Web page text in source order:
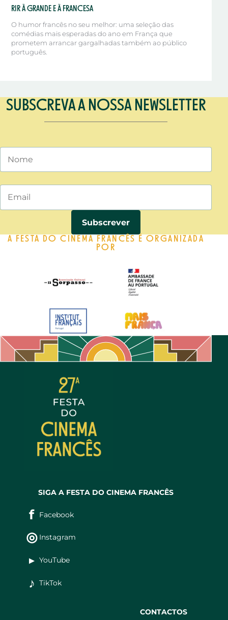
RIR À GRANDE E À FRANCESA
O humor francês no seu melhor: uma seleção das
comédias mais esperadas do ano em França que
prometem arrancar gargalhadas também ao público
português.
SUBSCREVA A NOSSA NEWSLETTER
A FESTA DO CINEMA FRANCÊS É ORGANIZADA
POR
SIGA A FESTA DO CINEMA FRANCÊS
f Facebook
◎ Instagram
▶ YouTube
♪ TikTok
CONTACTOS